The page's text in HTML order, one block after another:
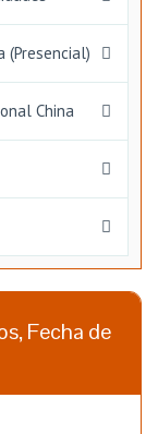
(Presencial)
China
Fecha de